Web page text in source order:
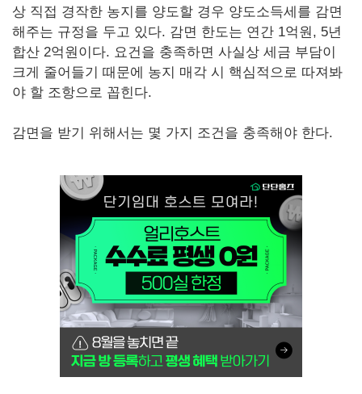
상 직접 경작한 농지를 양도할 경우 양도소득세를 감면
해주는 규정을 두고 있다. 감면 한도는 연간 1억원, 5년
합산 2억원이다. 요건을 충족하면 사실상 세금 부담이
크게 줄어들기 때문에 농지 매각 시 핵심적으로 따져봐
야 할 조항으로 꼽힌다.
감면을 받기 위해서는 몇 가지 조건을 충족해야 한다.